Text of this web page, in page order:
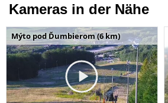
Kameras in der Nähe
Mýto pod Ďumbierom (6 km)